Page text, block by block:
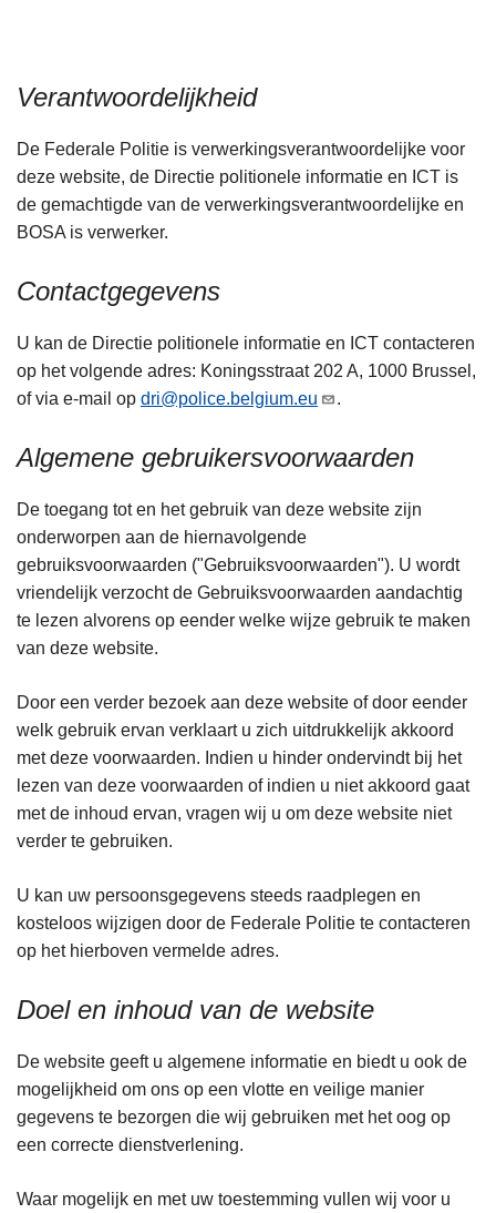
Verantwoordelijkheid
De Federale Politie is verwerkingsverantwoordelijke voor
deze website, de Directie politionele informatie en ICT is
de gemachtigde van de verwerkingsverantwoordelijke en
BOSA is verwerker.
Contactgegevens
U kan de Directie politionele informatie en ICT contacteren
op het volgende adres: Koningsstraat 202 A, 1000 Brussel,
of via e-mail op dri@police.belgium.eu .
Algemene gebruikersvoorwaarden
De toegang tot en het gebruik van deze website zijn
onderworpen aan de hiernavolgende
gebruiksvoorwaarden ("Gebruiksvoorwaarden"). U wordt
vriendelijk verzocht de Gebruiksvoorwaarden aandachtig
te lezen alvorens op eender welke wijze gebruik te maken
van deze website.
Door een verder bezoek aan deze website of door eender
welk gebruik ervan verklaart u zich uitdrukkelijk akkoord
met deze voorwaarden. Indien u hinder ondervindt bij het
lezen van deze voorwaarden of indien u niet akkoord gaat
met de inhoud ervan, vragen wij u om deze website niet
verder te gebruiken.
U kan uw persoonsgegevens steeds raadplegen en
kosteloos wijzigen door de Federale Politie te contacteren
op het hierboven vermelde adres.
Doel en inhoud van de website
De website geeft u algemene informatie en biedt u ook de
mogelijkheid om ons op een vlotte en veilige manier
gegevens te bezorgen die wij gebruiken met het oog op
een correcte dienstverlening.
Waar mogelijk en met uw toestemming vullen wij voor u